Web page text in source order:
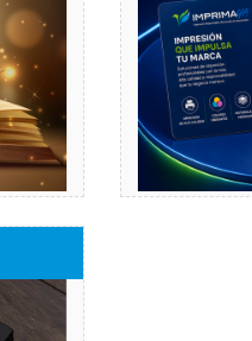
de